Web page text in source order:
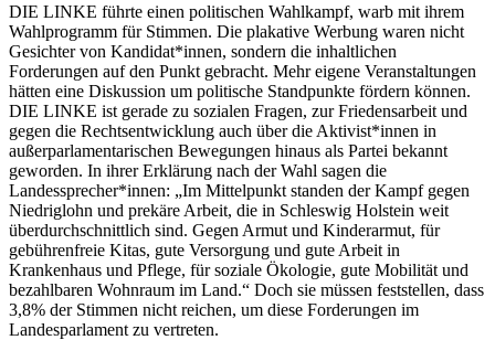
DIE LINKE führte einen politischen Wahlkampf, warb mit ihrem
Wahlprogramm für Stimmen. Die plakative Werbung waren nicht
Gesichter von Kandidat*innen, sondern die inhaltlichen
Forderungen auf den Punkt gebracht. Mehr eigene Veranstaltungen
hätten eine Diskussion um politische Standpunkte fördern können.
DIE LINKE ist gerade zu sozialen Fragen, zur Friedensarbeit und
gegen die Rechtsentwicklung auch über die Aktivist*innen in
außerparlamentarischen Bewegungen hinaus als Partei bekannt
geworden. In ihrer Erklärung nach der Wahl sagen die
Landessprecher*innen: „Im Mittelpunkt standen der Kampf gegen
Niedriglohn und prekäre Arbeit, die in Schleswig Holstein weit
überdurchschnittlich sind. Gegen Armut und Kinderarmut, für
gebührenfreie Kitas, gute Versorgung und gute Arbeit in
Krankenhaus und Pflege, für soziale Ökologie, gute Mobilität und
bezahlbaren Wohnraum im Land.“ Doch sie müssen feststellen, dass
3,8% der Stimmen nicht reichen, um diese Forderungen im
Landesparlament zu vertreten.